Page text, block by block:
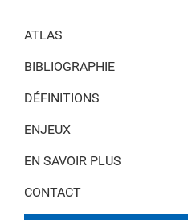
ATLAS
BIBLIOGRAPHIE
DÉFINITIONS
ENJEUX
EN SAVOIR PLUS
CONTACT